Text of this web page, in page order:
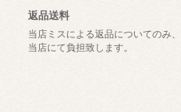
返品送料
当店ミスによる返品についてのみ、
当店にて負担致します。